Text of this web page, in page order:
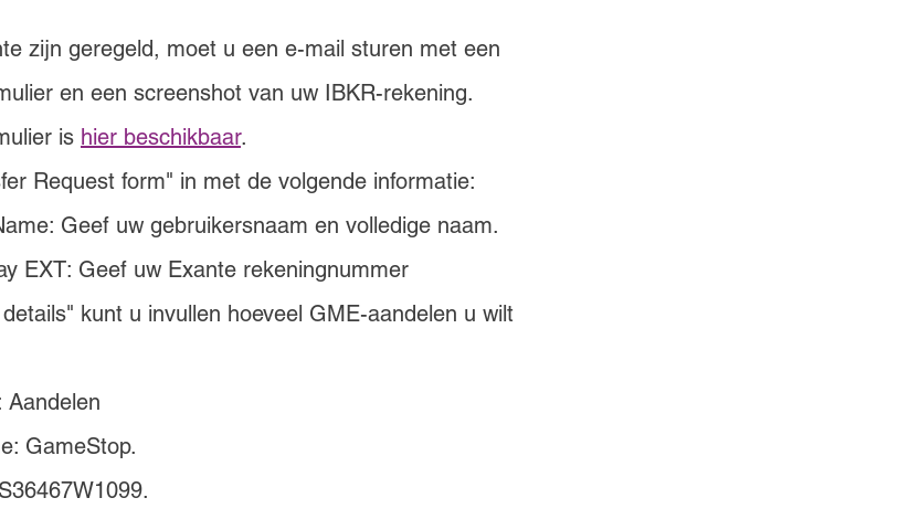
zijn geregeld, moet u een e-mail sturen met een
en een screenshot van uw IBKR-rekening.
is hier beschikbaar.
Request form" in met de volgende informatie:
Geef uw gebruikersnaam en volledige naam.
EXT: Geef uw Exante rekeningnummer
kunt u invullen hoeveel GME-aandelen u wilt
Aandelen
GameStop.